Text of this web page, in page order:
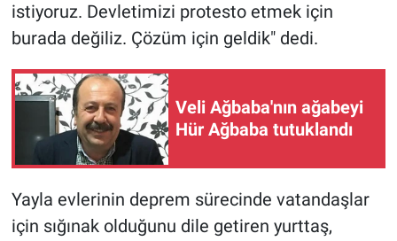
istiyoruz. Devletimizi protesto etmek için
burada değiliz. Çözüm için geldik" dedi.
Veli Ağbaba'nın ağabeyi
Hür Ağbaba tutuklandı
Yayla evlerinin deprem sürecinde vatandaşlar
için sığınak olduğunu dile getiren yurttaş,